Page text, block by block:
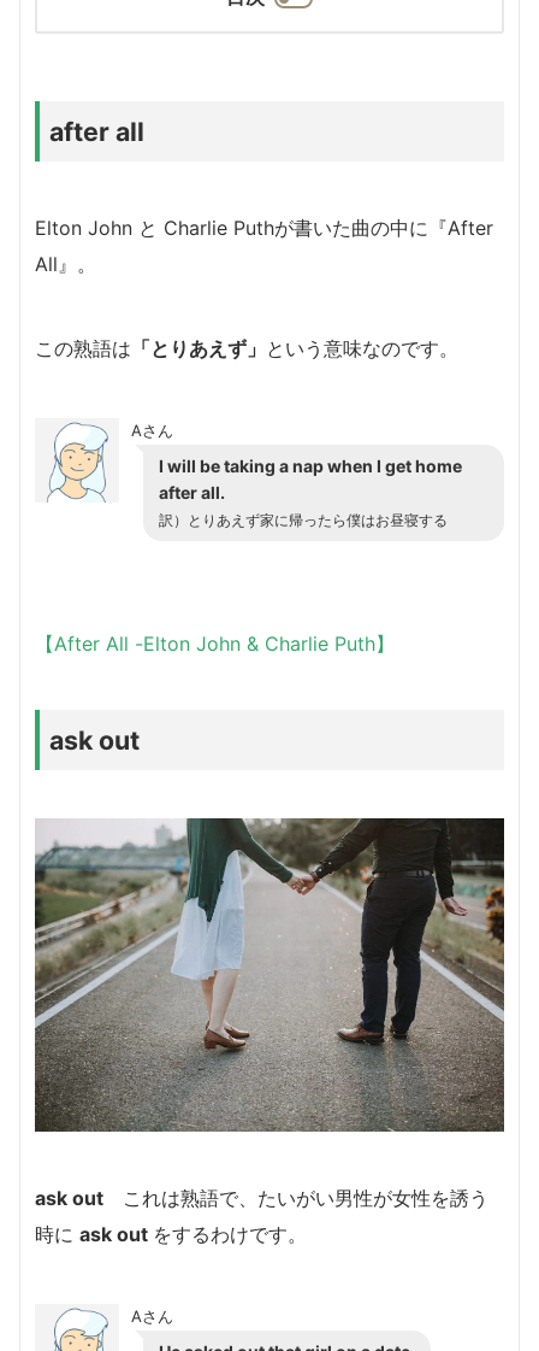
after all
Elton John と Charlie Puthが書いた曲の中に『After
All』。
この熟語は 「とりあえず」 という意味なのです。
Aさん
I will be taking a nap when I get home
after all.
訳）とりあえず家に帰ったら僕はお昼寝する
【After All -Elton John & Charlie Puth】
ask out
ask out これは熟語で、たいがい男性が女性を誘う
時に ask out をするわけです。
Aさん